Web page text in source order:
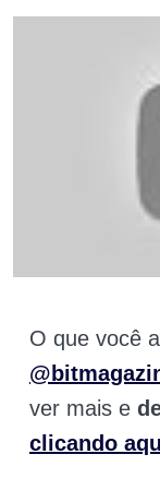
O que você
ver mais e
clicando